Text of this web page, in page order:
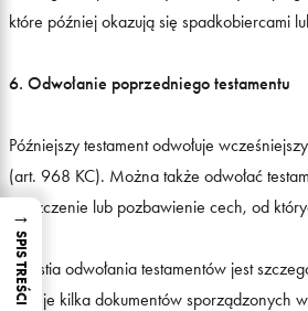
które później okazują się spadkobiercami
6. Odwołanie poprzedniego testamentu
Późniejszy testament odwołuje
(art. 968 KC). Można także odwołać
zniszczenie lub pozbawienie cech, od
Kwestia odwołania testamentów jest
istnieje kilka dokumentów sporządzonych
→
SPIS TREŚCI